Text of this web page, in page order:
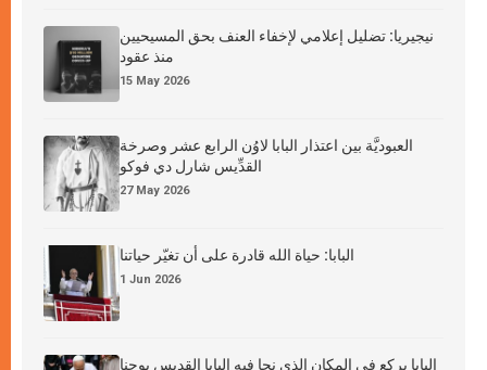
نيجيريا: تضليل إعلامي لإخفاء العنف بحق المسيحيين
منذ عقود
15 May 2026
العبوديَّة بين اعتذار البابا لاوُن الرابع عشر وصرخة
القدِّيس شارل دي فوكو
27 May 2026
البابا: حياة الله قادرة على أن تغيّر حياتنا
1 Jun 2026
البابا يركع في المكان الذي نجا فيه البابا القديس يوحنا